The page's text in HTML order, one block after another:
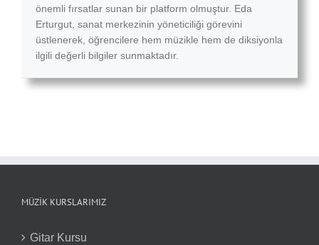
önemli fırsatlar sunan bir platform olmuştur. Eda
Erturgut, sanat merkezinin yöneticiliği görevini
üstlenerek, öğrencilere hem müzikle hem de diksiyonla
ilgili değerli bilgiler sunmaktadır.
MÜZIK KURSLARIMIZ
Gitar Kursu